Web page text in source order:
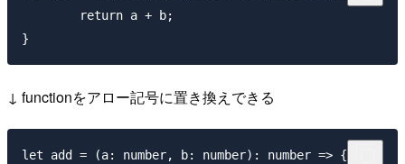
↓ functionをアロー記号に置き換えできる
let add = (a: number, b: number): number => {